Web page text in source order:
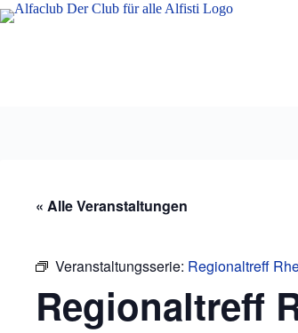
Zum
Inhalt
« Alle Veranstaltungen
Veranstaltungsserie: Regionaltreff
Regionaltreff